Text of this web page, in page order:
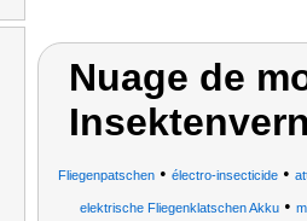
Nuage de
Fliegenpatschen• électro-insecticide•
elektrische Fliegenklatschen Akku •